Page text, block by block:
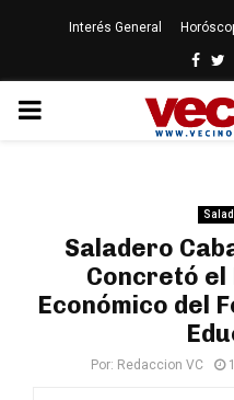
Interés General
PRIMARY
Saladero
Concretó
Económico del
Por: Redaccion VC